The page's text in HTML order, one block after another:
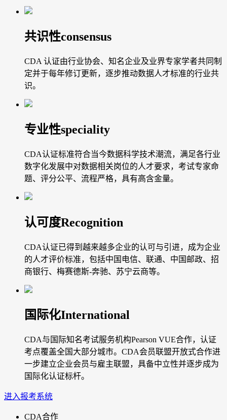
共识性consensus
CDA 认证由行业协会、知名企业及业界专家学者共同制
定并于每年修订更新，逐步推动数据人才标准的行业共
识。
专业性speciality
CDA认证标准符合当今数据科学技术潮流，满足各行业
数字化发展中对数据相关岗位的人才要求，考试专家命
题、评分公平、流程严格，具有高含金量。
认可度Recognition
CDA认证已得到越来越多企业的认可与引进，成为企业
的人才评价标准，包括中国电信、联通、中国邮政、招
商银行、梅赛德斯-奔驰、苏宁云商等。
国际化International
CDA与国际知名考试服务机构Pearson VUE合作，认证
考点覆盖全国大部分城市。CDA会员联盟开放式合作进
一步建立企业会员与雇主联盟，具备中立性并逐步成为
国际化认证标杆。
进入报考系统
CDA合作